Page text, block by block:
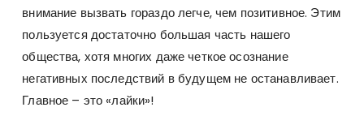
внимание вызвать гораздо легче, чем позитивное. Этим
пользуется достаточно большая часть нашего
общества, хотя многих даже четкое осознание
негативных последствий в будущем не останавливает.
Главное – это «лайки»!